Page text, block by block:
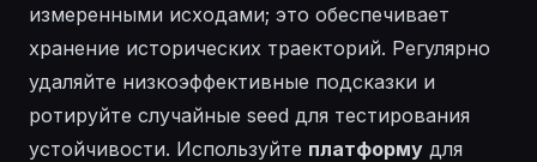
измеренными исходами; это обеспечивает
хранение исторических траекторий. Регулярно
удаляйте низкоэффективные подсказки и
ротируйте случайные seed для тестирования
устойчивости. Используйте платформу для